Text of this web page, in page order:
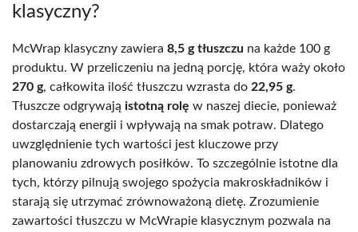
klasyczny?
McWrap klasyczny zawiera 8,5 g tłuszczu na każde 100 g
produktu. W przeliczeniu na jedną porcję, która waży około
270 g, całkowita ilość tłuszczu wzrasta do 22,95 g.
Tłuszcze odgrywają istotną rolę w naszej diecie, ponieważ
dostarczają energii i wpływają na smak potraw. Dlatego
uwzględnienie tych wartości jest kluczowe przy
planowaniu zdrowych posiłków. To szczególnie istotne dla
tych, którzy pilnują swojego spożycia makroskładników i
starają się utrzymać zrównoważoną dietę. Zrozumienie
zawartości tłuszczu w McWrapie klasycznym pozwala na